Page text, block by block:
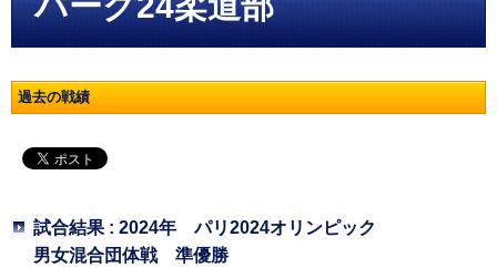
過去の戦績
試合結果 : 2024年 パリ2024オリンピック
男女混合団体戦 準優勝